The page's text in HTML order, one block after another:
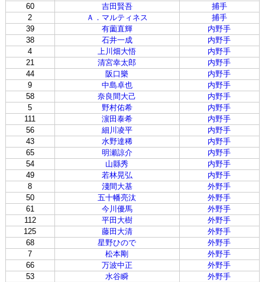
60
吉田賢吾
捕手
2
Ａ．マルティネス
捕手
39
有薗直輝
内野手
38
石井一成
内野手
4
上川畑大悟
内野手
21
清宮幸太郎
内野手
44
阪口樂
内野手
9
中島卓也
内野手
58
奈良間大己
内野手
5
野村佑希
内野手
111
濵田泰希
内野手
56
細川凌平
内野手
43
水野達稀
内野手
65
明瀬諒介
内野手
54
山縣秀
内野手
49
若林晃弘
内野手
8
淺間大基
外野手
50
五十幡亮汰
外野手
61
今川優馬
外野手
112
平田大樹
外野手
125
藤田大清
外野手
68
星野ひので
外野手
7
松本剛
外野手
66
万波中正
外野手
53
水谷瞬
外野手